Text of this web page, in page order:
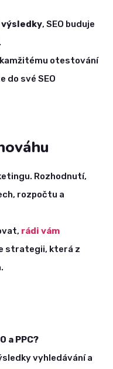
, SEO buduje
otestování
do své SEO
Rozhodnutí,
rozpočtu a
rádi vám
strategii, která z
a PPC?
vyhledávání a